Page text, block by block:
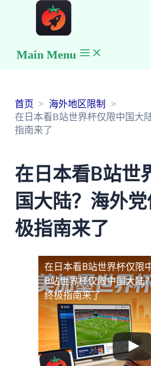
Main Menu
首页
海外地区限制
在日本看B站世界杯仅限中国大
指南来了
在日本看B站世
国大陆？海外
极指南来了
在日本看B站世界杯仅限
B站世界杯仅限中国大陆
终极指南来了